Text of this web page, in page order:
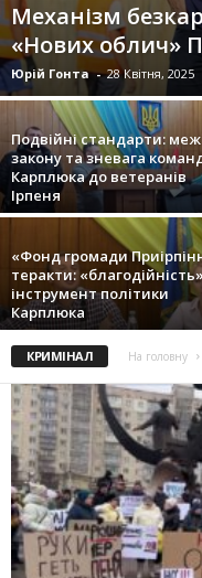
Механізм
«Нових облич»
Юрій Гонта - 28 Квітня, 2025
Подвійні стандарти:
закону та зневага
Карплюка до ветеранів
Ірпеня
«Фонд громади
теракти:
інструмент політики
Карплюка
КРИМІНАЛ На головну